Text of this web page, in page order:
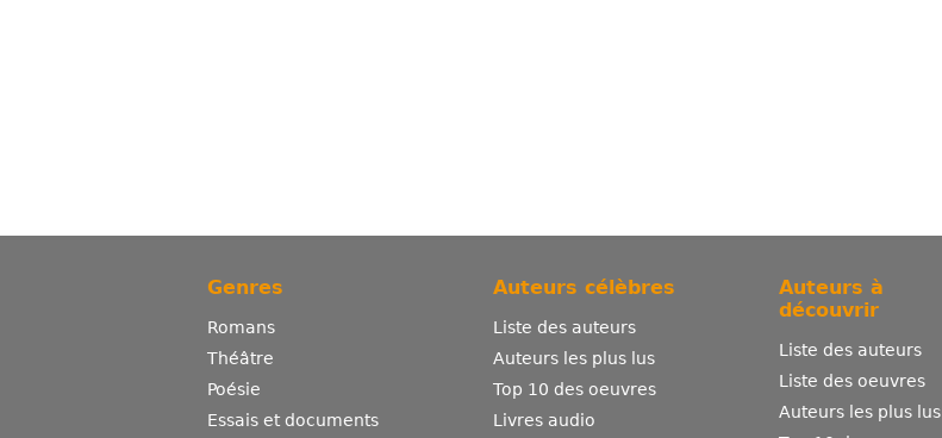
Genres
Romans
Théâtre
Poésie
Essais et documents
Auteurs célèbres
Liste des auteurs
Auteurs les plus lus
Top 10 des oeuvres
Livres audio
Auteurs à
découvrir
Liste des auteurs
Liste des oeuvres
Auteurs les plus lus